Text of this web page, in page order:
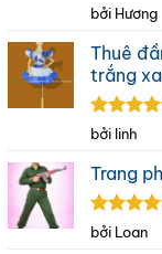
Được xếp
5
sao
bởi Hương
Thuê
trắng
Được xếp
sao
bởi linh
Trang
Được xếp
bởi Loan